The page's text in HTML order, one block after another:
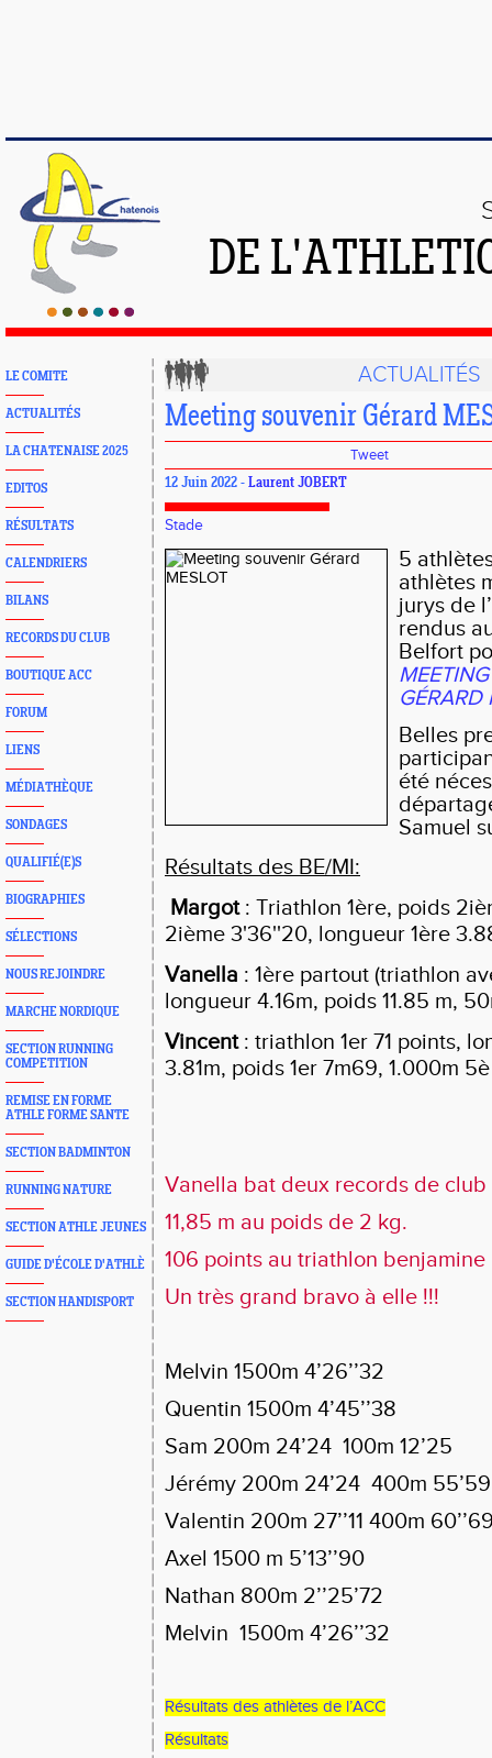
DE
LE COMITE
ACTUALITÉS
LA CHATENAISE 2025
EDITOS
RÉSULTATS
CALENDRIERS
BILANS
RECORDS DU CLUB
BOUTIQUE ACC
FORUM
LIENS
MÉDIATHÈQUE
SONDAGES
QUALIFIÉ(E)S
BIOGRAPHIES
SÉLECTIONS
NOUS REJOINDRE
MARCHE NORDIQUE
SECTION RUNNING
COMPETITION
REMISE EN FORME
ATHLE FORME SANTE
SECTION BADMINTON
RUNNING NATURE
SECTION ATHLE JEUNES
GUIDE D'ÉCOLE D'ATHLÈ
SECTION HANDISPORT
ACTUALITÉS
Meeting souvenir Gérard
Tweet
12 Juin 2022 - Laurent JOBERT
Stade
5
athlètes
jurys de
rendus
Belfort
GÉRARD
Belles
été
Samuel
Résultats des BE/MI:
Margot : Triathlon 1ère, poids
2ième 3'36''20, longueur 1ère
Vanella : 1ère partout (triathlon
longueur 4.16m, poids 11.85 m,
Vincent: triathlon 1er 71 points,
3.81m, poids 1er 7m69, 1.000m
Vanella bat deux records de club
11,85 m au poids de 2 kg.
106 points au triathlon benjamine
Un très grand bravo à elle !!!
Melvin 1500m 4’26’’32
Quentin 1500m 4’45’’38
Sam 200m 24’24 100m 12’25
Jérémy 200m 24’24 400m 55’59
Valentin 200m 27’’11 400m
Axel 1500 m 5’13’’90
Nathan 800m 2’’25’72
Melvin 1500m 4’26’’32
Résultats des athlètes de l’ACC
Résultats